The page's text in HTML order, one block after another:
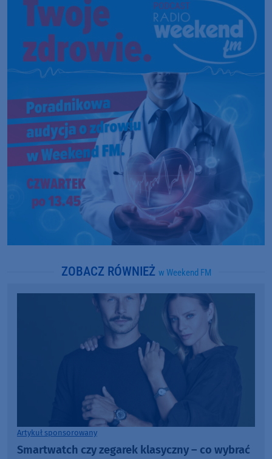
ZOBACZ RÓWNIEŻ w Weekend FM
Artykuł sponsorowany
Smartwatch czy zegarek klasyczny – co wybrać